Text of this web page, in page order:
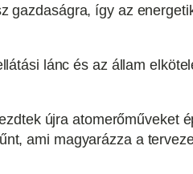
gazdaságra, így az
lánc és az állam
újra atomerőműveket
ami magyarázza a